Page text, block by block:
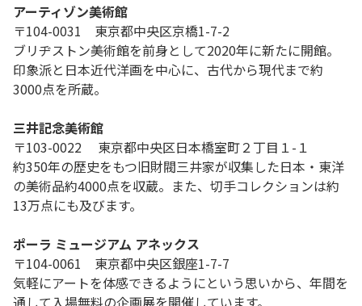
アーティゾン美術館
〒104-0031 東京都中央区京橋1-7-2
ブリヂストン美術館を前身として2020年に新たに開館。
印象派と日本近代洋画を中心に、古代から現代まで約
3000点を所蔵。
三井記念美術館
〒103-0022 東京都中央区日本橋室町２丁目１-１
約350年の歴史をもつ旧財閥三井家が収集した日本・東洋
の美術品約4000点を収蔵。また、切手コレクションは約
13万点にも及びます。
ポーラ ミュージアム アネックス
〒104-0061 東京都中央区銀座1-7-7
気軽にアートを体感できるようにという思いから、年間を
通して入場無料の企画展を開催しています。